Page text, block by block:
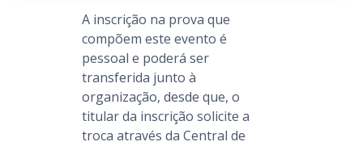
A inscrição na prova que
compõem este evento é
pessoal e poderá ser
transferida junto à
organização, desde que, o
titular da inscrição solicite a
troca através da Central de